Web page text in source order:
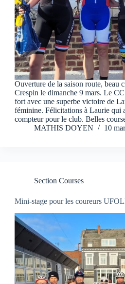
Ouverture de la saison route, beau
Crespin le dimanche 9 mars. Le
fort avec une superbe victoire de
féminine. Félicitations à Laurie qui
compteur pour le club. Belles
MATHIS DOYEN
10
Section Courses
Mini-stage pour les coureurs